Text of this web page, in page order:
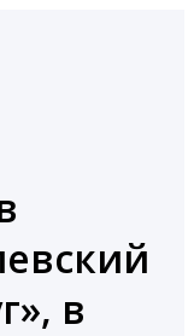
в